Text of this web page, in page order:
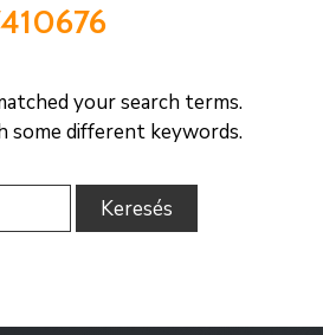
your search terms.
some different keywords.